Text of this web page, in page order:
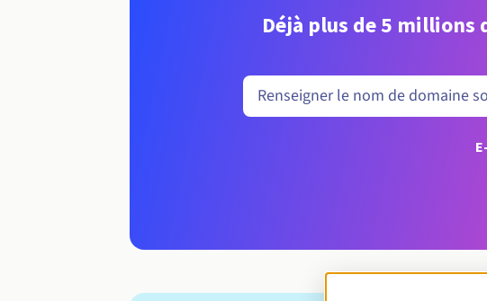
Déjà plus de 5 millions